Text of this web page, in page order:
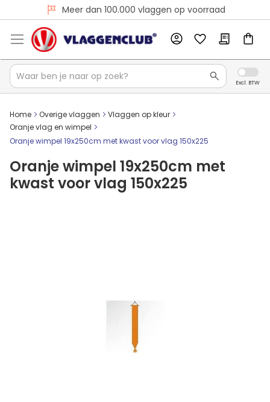
Meer dan 100.000 vlaggen op voorraad
Voor 16:00 besteld, dezelfde dag verzonden
Home Overige vlaggen
Vlaggen op kleur
Oranje vlag en wimpel
Oranje wimpel 19x250cm met kwast voor vlag 150x225
Oranje wimpel 19x250cm met
kwast voor vlag 150x225